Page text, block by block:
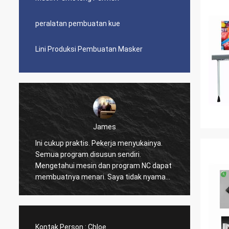
peralatan pembuatan kue
Lini Produksi Pembuatan Masker
James
Ini cukup praktis. Pekerja menyukainya.
Semua program disusun sendiri.
Mengetahui mesin dan program NC dapat
membuatnya menari. Saya tidak nyaman
dengan semua pengaturan data super
sulit,
dari
Kontak Person : Chloe